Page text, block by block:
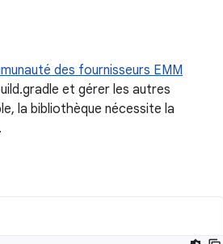
des fournisseurs EMM
et gérer les autres
la bibliothèque nécessite la